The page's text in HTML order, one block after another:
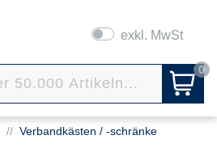
exkl. MwSt
0
// Verbandkästen / -schränke